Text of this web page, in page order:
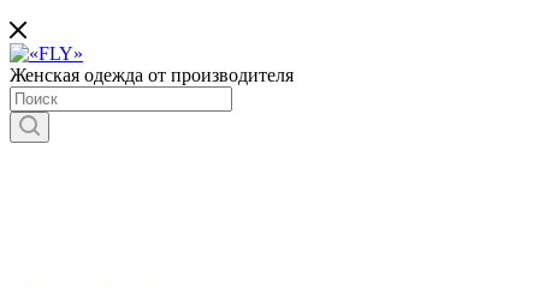
Женская одежда от производителя